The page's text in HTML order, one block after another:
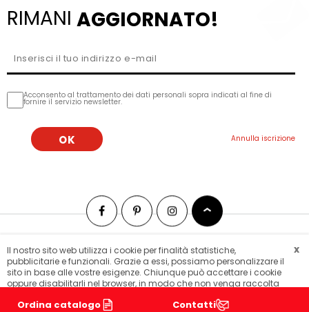
Ordina catalogo Contatti
RIMANI AGGIORNATO!
Acconsento al trattamento dei dati personali sopra indicati al fine di
fornire il servizio newsletter.
© 2018 LarsLaj. Tutti i diritti riservati.
Mappa del sito Lars laj wordwide x
Il nostro sito web utilizza i cookie per finalità statistiche,
pubblicitarie e funzionali. Grazie a essi, possiamo personalizzare il
sito in base alle vostre esigenze. Chiunque può accettare i cookie
oppure disabilitarli nel browser, in modo che non venga raccolta
Informativa sulla privacy